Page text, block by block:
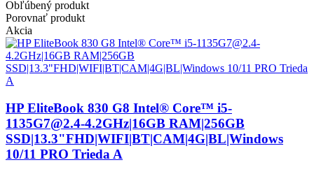
Obľúbený produkt
Porovnať produkt
Akcia
HP EliteBook 830 G8 Intel® Core™ i5-
1135G7@2.4-4.2GHz|16GB RAM|256GB
SSD|13.3"FHD|WIFI|BT|CAM|4G|BL|Windows
10/11 PRO Trieda A